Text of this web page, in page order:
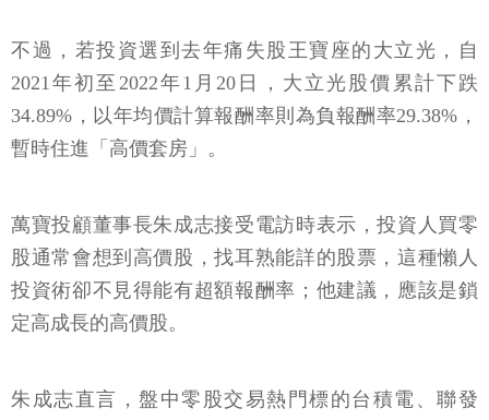
不過，若投資選到去年痛失股王寶座的大立光，自
2021年初至2022年1月20日，大立光股價累計下跌
34.89%，以年均價計算報酬率則為負報酬率29.38%，
暫時住進「高價套房」。
萬寶投顧董事長朱成志接受電訪時表示，投資人買零
股通常會想到高價股，找耳熟能詳的股票，這種懶人
投資術卻不見得能有超額報酬率；他建議，應該是鎖
定高成長的高價股。
朱成志直言，盤中零股交易熱門標的台積電、聯發